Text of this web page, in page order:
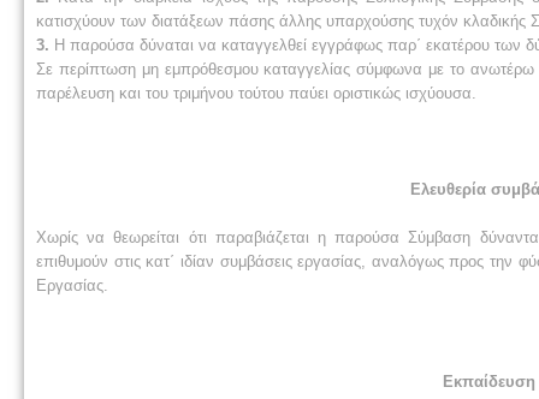
κατισχύουν των διατάξεων πάσης άλλης υπαρχούσης τυχόν κλαδικής
3. Η παρούσα δύναται να καταγγελθεί εγγράφως παρ΄ εκατέρου των
Σε περίπτωση μη εμπρόθεσμου καταγγελίας σύμφωνα με το ανωτέρω
παρέλευση και του τριμήνου τούτου παύει οριστικώς ισχύουσα.
Ελευθερία
Χωρίς να θεωρείται ότι παραβιάζεται η παρούσα Σύμβαση
επιθυμούν στις κατ΄ ιδίαν συμβάσεις εργασίας, αναλόγως προς την
Εργασίας.
Εκπαίδευση